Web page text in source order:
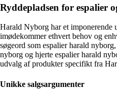
Ryddepladsen for espalier
Harald Nyborg har et imponerende
imødekommer ethvert behov og
søgeord som espalier harald
nyborg og hjerte espalier harald
udvalg af produkter specifikt fra
Unikke salgsargumenter